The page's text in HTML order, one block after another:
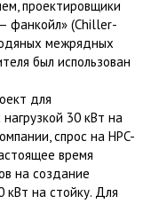
проектировщики
фанкойл» (Chiller-
межрядных
был использован
для
30 кВт на
спрос на HPC-
время
на создание
кВт на стойку. Для